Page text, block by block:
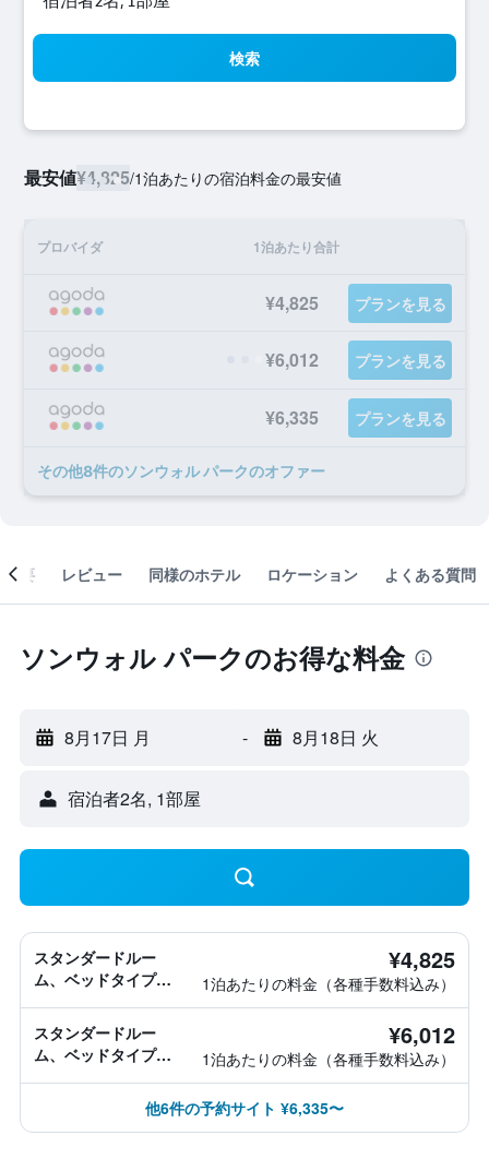
検索
最安値¥4,825/1泊あたりの宿泊料金の最安値
プロバイダ 1泊あたり合計
¥4,825 プランを見る
¥6,012 プランを見る
¥6,335 プランを見る
​その他8​件のソンウォル パークのオファー
概要 レビュー 同様のホテル ロケーション よくある質問
ソンウォル パークのお得な料金
8月17日 月 - 8月18日 火
宿泊者2名, 1​部屋
スタンダードルー
ム、ベッドタイプ情
¥4,825
1泊あたりの料金（各種手数料込み）
スタンダードルー
ム、ベッドタイプ情
¥6,012
1泊あたりの料金（各種手数料込み）
他6件の予約サイト ¥6,335〜